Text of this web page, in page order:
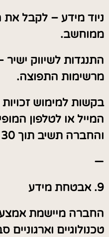
ניוד מידע – לקבל
ממוחשב.
התנגדות לשיווק
מרשימות התפוצה.
בקשות למימוש
והחברה תשיב תוך 30 ימים.
—
9. אבטחת מידע
החברה מיישמת
טכנולוגיים